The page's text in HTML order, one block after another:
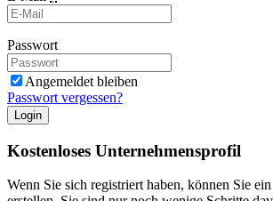
Passwort
Angemeldet bleiben
Passwort vergessen?
Login
Kostenloses Unternehmensprofil
Wenn Sie sich registriert haben, können Sie